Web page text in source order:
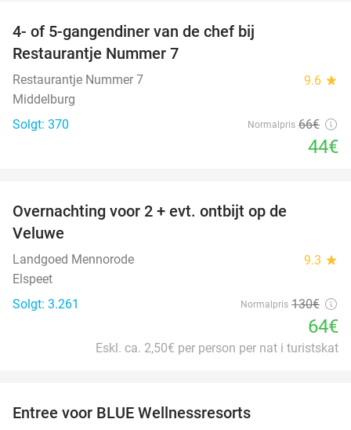
4- of 5-gangendiner van de chef bij
Restaurantje Nummer 7
Restaurantje Nummer 7 9.6 star
Middelburg
Solgt: 370
Normalpris 66€
44€
Overnachting voor 2 + evt. ontbijt op de
Veluwe
Landgoed Mennorode 9.3 star
Elspeet
Solgt: 3.261
Normalpris 130€
64€
Eskl. ca. 2,50€ per person per nat i turistskat
Entree voor BLUE Wellnessresorts